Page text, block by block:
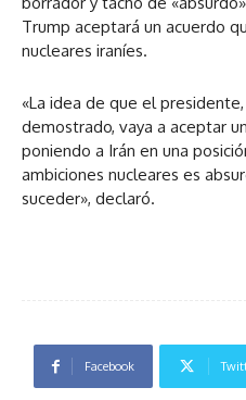
Trump aceptará un acuerdo
nucleares iraníes.
«La idea de que el
demostrado, vaya a aceptar
poniendo a Irán en una
ambiciones nucleares es
suceder», declaró.
Facebook